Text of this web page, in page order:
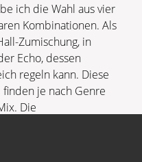
ich die Wahl aus vier
Kombinationen. Als
Zumischung, in
Echo, dessen
regeln kann. Diese
je nach Genre
Die
oder allen dreien